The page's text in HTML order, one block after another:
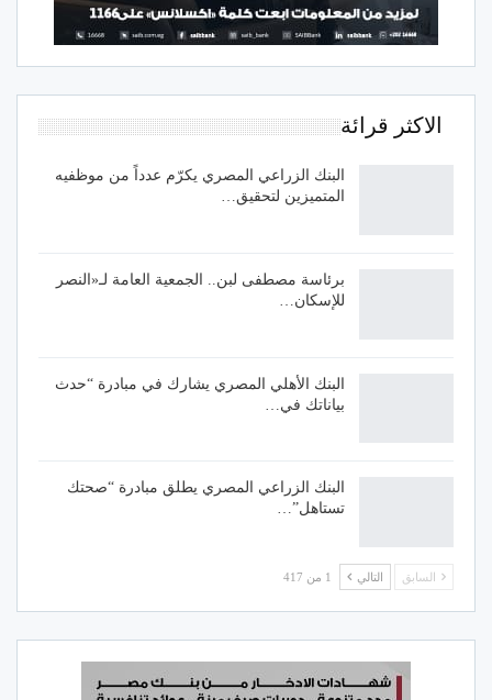
الاكثر قرائة
البنك الزراعي المصري يكرّم عدداً من موظفيه
المتميزين لتحقيق…
برئاسة مصطفى لبن.. الجمعية العامة لـ«النصر
للإسكان…
البنك الأهلي المصري يشارك في مبادرة “حدث
بياناتك في…
البنك الزراعي المصري يطلق مبادرة “صحتك
تستاهل”…
السابق التالي 1 من 417